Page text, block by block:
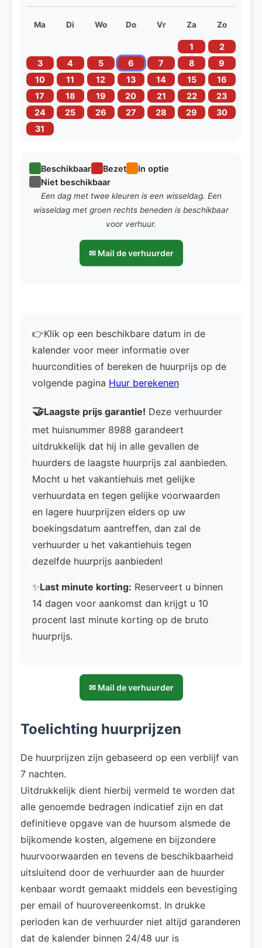
Ma Di Wo Do Vr Za Zo
1
2
3
4 5 6 7 8
9
10
11 12 13 14 15
16
17
18 19 20 21 22
23
24
25 26 27 28 29
30
31
Beschikbaar Bezet
In optie
Niet beschikbaar
Een dag met twee kleuren is een wisseldag. Een
wisseldag met groen rechts beneden is beschikbaar
voor verhuur.
✉ Mail de verhuurder
👉Klik op een beschikbare datum in de
kalender voor meer informatie over
huurcondities of bereken de huurprijs op de
volgende pagina Huur berekenen
🤝Laagste prijs garantie! Deze verhuurder
met huisnummer 8988 garandeert
uitdrukkelijk dat hij in alle gevallen de
huurders de laagste huurprijs zal aanbieden.
Mocht u het vakantiehuis met gelijke
verhuurdata en tegen gelijke voorwaarden
en lagere huurprijzen elders op uw
boekingsdatum aantreffen, dan zal de
verhuurder u het vakantiehuis tegen
dezelfde huurprijs aanbieden!
✨Last minute korting: Reserveert u binnen
14 dagen voor aankomst dan krijgt u 10
procent last minute korting op de bruto
huurprijs.
✉ Mail de verhuurder
Toelichting huurprijzen
De huurprijzen zijn gebaseerd op een verblijf van
7 nachten.
Uitdrukkelijk dient hierbij vermeld te worden dat
alle genoemde bedragen indicatief zijn en dat
definitieve opgave van de huursom alsmede de
bijkomende kosten, algemene en bijzondere
huurvoorwaarden en tevens de beschikbaarheid
uitsluitend door de verhuurder aan de huurder
kenbaar wordt gemaakt middels een bevestiging
per email of huurovereenkomst. In drukke
perioden kan de verhuurder niet altijd garanderen
dat de kalender binnen 24/48 uur is